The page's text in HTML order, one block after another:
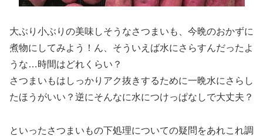
大ぶり小ぶりの美味しそうなさつまいも、今晩のおかずに
煮物にしてみよう！ん、そういえば水にさらすんだったよ
うな…時間はどれくらい？
さつまいもはしっかりアク抜きするために一晩水にさらし
たほうがいい？逆にそんなに水につけっぱなしで大丈夫？
といったさつまいもの下処理についての疑問をあれこれ調